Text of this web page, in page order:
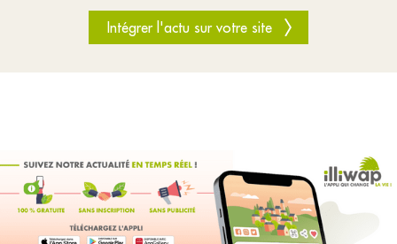
Intégrer l'actu sur votre site